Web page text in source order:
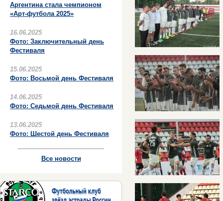
Аргентина стала чемпионом
«Арт-футбола 2025»
16.06.2025
Фото: Заключительный день
Фестиваля
15.06.2025
Фото: Восьмой день Фестиваля
14.06.2025
Фото: Седьмой день Фестиваля
13.06.2025
Фото: Шестой день Фестиваля
Все новости